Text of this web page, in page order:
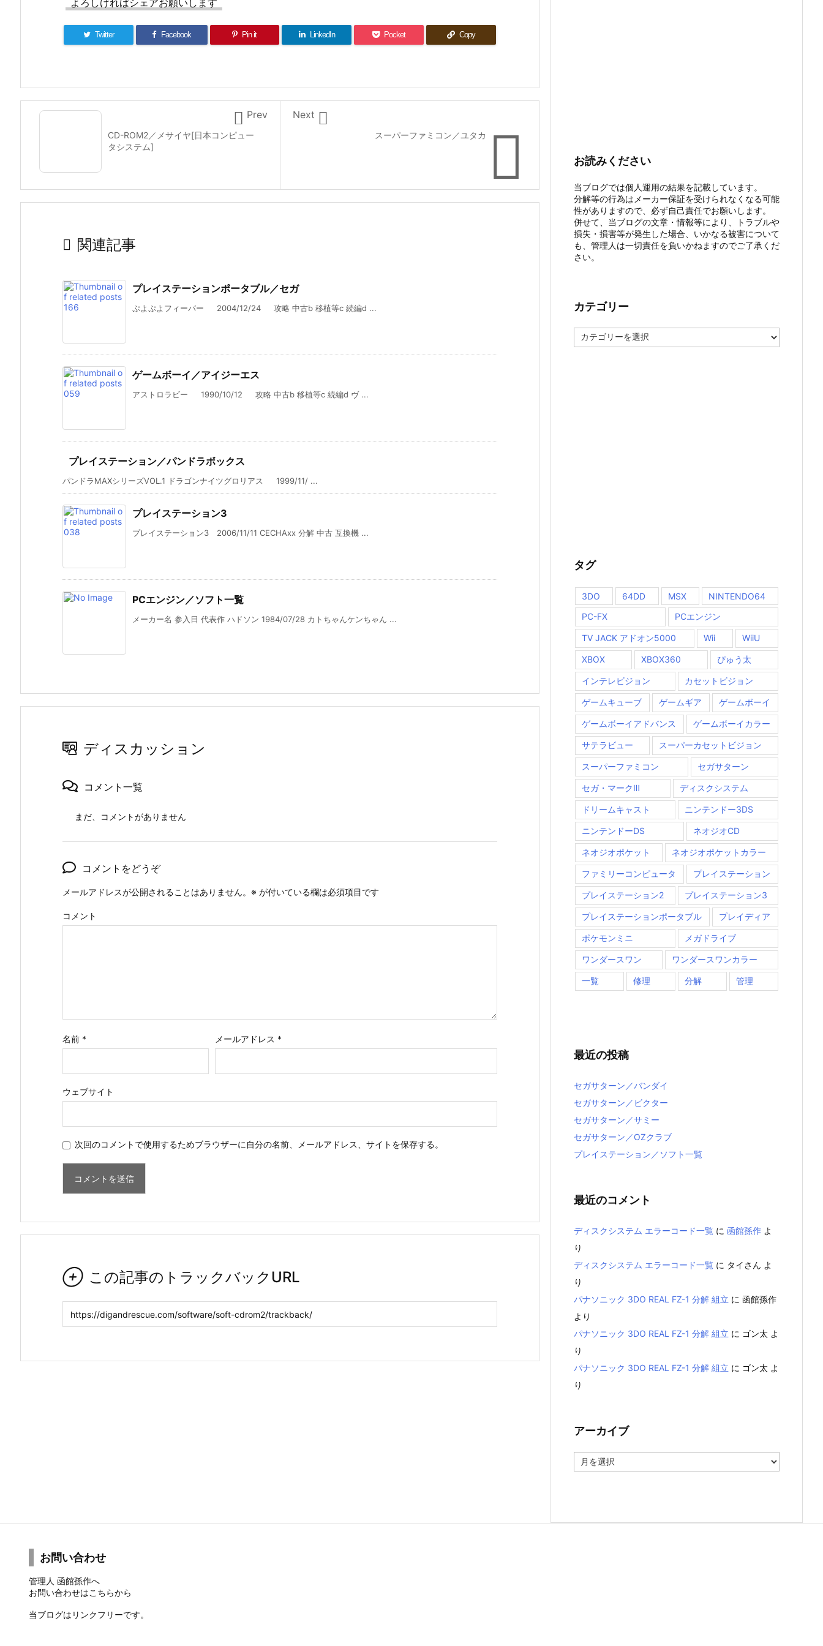
よろしければシェアお願いします
Twitter Facebook Pin it LinkedIn Pocket Copy

スーパーファミコン／ユタカ

Next
CD-ROM2／メサイヤ[日本コンピュー
タシステム]
 Prev
 関連記事
プレイステーションポータブル／セガ
ぷよぷよフィーバー 2004/12/24 攻略 中古b 移植等c 続編d ...
ゲームボーイ／アイジーエス
アストロラビー 1990/10/12 攻略 中古b 移植等c 続編d ヴ ...
プレイステーション／パンドラボックス
パンドラMAXシリーズVOL.1 ドラゴンナイツグロリアス 1999/11/ ...
プレイステーション3
プレイステーション3 2006/11/11 CECHAxx 分解 中古 互換機 ...
PCエンジン／ソフト一覧
メーカー名 参入日 代表作 ハドソン 1984/07/28 カトちゃんケンちゃん ...
ディスカッション
コメント一覧
まだ、コメントがありません
コメントをどうぞ
メールアドレスが公開されることはありません。 ※ が付いている欄は必須項目です
コメント
名前 * メールアドレス *
ウェブサイト
次回のコメントで使用するためブラウザーに自分の名前、メールアドレス、サイトを保存する。
 この記事のトラックバックURL
お読みください
当ブログでは個人運用の結果を記載しています。
分解等の行為はメーカー保証を受けられなくなる可能
性がありますので、必ず自己責任でお願いします。
併せて、当ブログの文章・情報等により、トラブルや
損失・損害等が発生した場合、いかなる被害について
も、管理人は一切責任を負いかねますのでご了承くだ
さい。
カテゴリー
テ
タグ
3DO 64DD MSX
NINTENDO64
PC-FX
PCエンジン
TV JACK アドオン5000 Wii WiiU
XBOX XBOX360 ぴゅう太
インテレビジョン カセットビジョン
ゲームキューブ ゲームギア ゲームボーイ
ゲームボーイアドバンス ゲームボーイカラー
サテラビュー スーパーカセットビジョン
スーパーファミコン セガサターン
セガ・マークⅢ ディスクシステム
ドリームキャスト ニンテンドー3DS
ニンテンドーDS ネオジオCD
ネオジオポケット ネオジオポケットカラー
ファミリーコンピュータ プレイステーション
プレイステーション2 プレイステーション3
プレイステーションポータブル プレイディア
ポケモンミニ メガドライブ
ワンダースワン ワンダースワンカラー
一覧 修理 分解 管理
最近の投稿
セガサターン／バンダイ
セガサターン／ビクター
セガサターン／サミー
セガサターン／OZクラブ
プレイステーション／ソフト一覧
最近のコメント
ディスクシステム エラーコード一覧 に 函館孫作 よ
り
ディスクシステム エラーコード一覧 に タイさん よ
り
パナソニック 3DO REAL FZ-1 分解 組立 に 函館孫作
より
パナソニック 3DO REAL FZ-1 分解 組立 に ゴン太 よ
り
パナソニック 3DO REAL FZ-1 分解 組立 に ゴン太 よ
り
アーカイブ
ー
お問い合わせ
管理人 函館孫作へ
お問い合わせはこちらから
当ブログはリンクフリーです。